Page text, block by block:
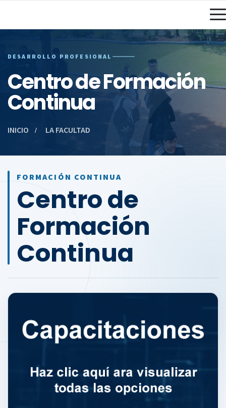
DESARROLLO PROFESIONAL
Centro de Formación
Continua
INICIO LA FACULTAD
FORMACIÓN CONTINUA
Centro de
Formación
Continua